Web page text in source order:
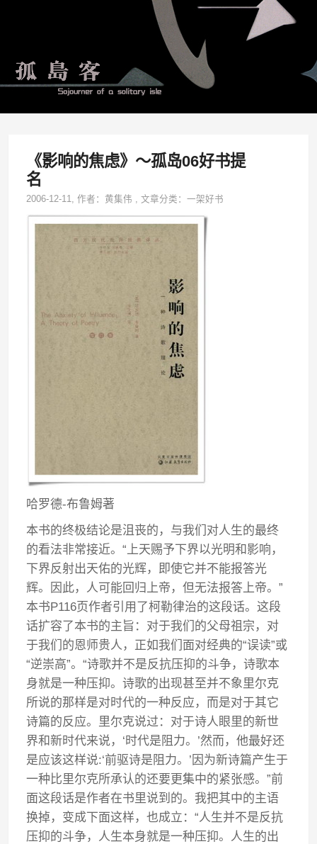
《影响的焦虑》～孤岛06好书提
名
2006-12-11, 作者：黄集伟 ,文章分类：一架好书
哈罗德-布鲁姆著
本书的终极结论是沮丧的，与我们对人生的最终
的看法非常接近。“上天赐予下界以光明和影响，
下界反射出天佑的光辉，即使它并不能报答光
辉。因此，人可能回归上帝，但无法报答上帝。”
本书P116页作者引用了柯勒律治的这段话。这段
话扩容了本书的主旨：对于我们的父母祖宗，对
于我们的恩师贵人，正如我们面对经典的“误读”或
“逆崇高”。“诗歌并不是反抗压抑的斗争，诗歌本
身就是一种压抑。诗歌的出现甚至并不象里尔克
所说的那样是对时代的一种反应，而是对于其它
诗篇的反应。里尔克说过：对于诗人眼里的新世
界和新时代来说，‘时代是阻力。’然而，他最好还
是应该这样说:‘前驱诗是阻力。’因为新诗篇产生于
一种比里尔克所承认的还要更集中的紧张感。”前
面这段话是作者在书里说到的。我把其中的主语
换掉，变成下面这样，也成立：“人生并不是反抗
压抑的斗争，人生本身就是一种压抑。人生的出